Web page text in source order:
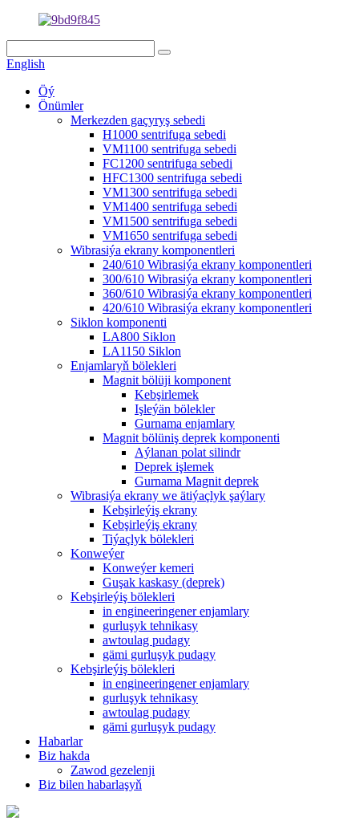
English
Öý
Önümler
Merkezden gaçyryş sebedi
H1000 sentrifuga sebedi
VM1100 sentrifuga sebedi
FC1200 sentrifuga sebedi
HFC1300 sentrifuga sebedi
VM1300 sentrifuga sebedi
VM1400 sentrifuga sebedi
VM1500 sentrifuga sebedi
VM1650 sentrifuga sebedi
Wibrasiýa ekrany komponentleri
240/610 Wibrasiýa ekrany komponentleri
300/610 Wibrasiýa ekrany komponentleri
360/610 Wibrasiýa ekrany komponentleri
420/610 Wibrasiýa ekrany komponentleri
Siklon komponenti
LA800 Siklon
LA1150 Siklon
Enjamlaryň bölekleri
Magnit bölüji komponent
Kebşirlemek
Işleýän bölekler
Gurnama enjamlary
Magnit bölüniş deprek komponenti
Aýlanan polat silindr
Deprek işlemek
Gurnama Magnit deprek
Wibrasiýa ekrany we ätiýaçlyk şaýlary
Kebşirleýiş ekrany
Kebşirleýiş ekrany
Tiýaçlyk bölekleri
Konweýer
Konweýer kemeri
Guşak kaskasy (deprek)
Kebşirleýiş bölekleri
in engineeringener enjamlary
gurluşyk tehnikasy
awtoulag pudagy
gämi gurluşyk pudagy
Kebşirleýiş bölekleri
in engineeringener enjamlary
gurluşyk tehnikasy
awtoulag pudagy
gämi gurluşyk pudagy
Habarlar
Biz hakda
Zawod gezelenji
Biz bilen habarlaşyň